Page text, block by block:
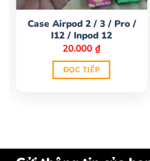
Case Airpod 2 / 3 / Pro /
I12 / Inpod 12
20.000₫
ĐỌC TIẾP